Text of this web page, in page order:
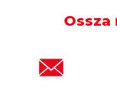
Több mind